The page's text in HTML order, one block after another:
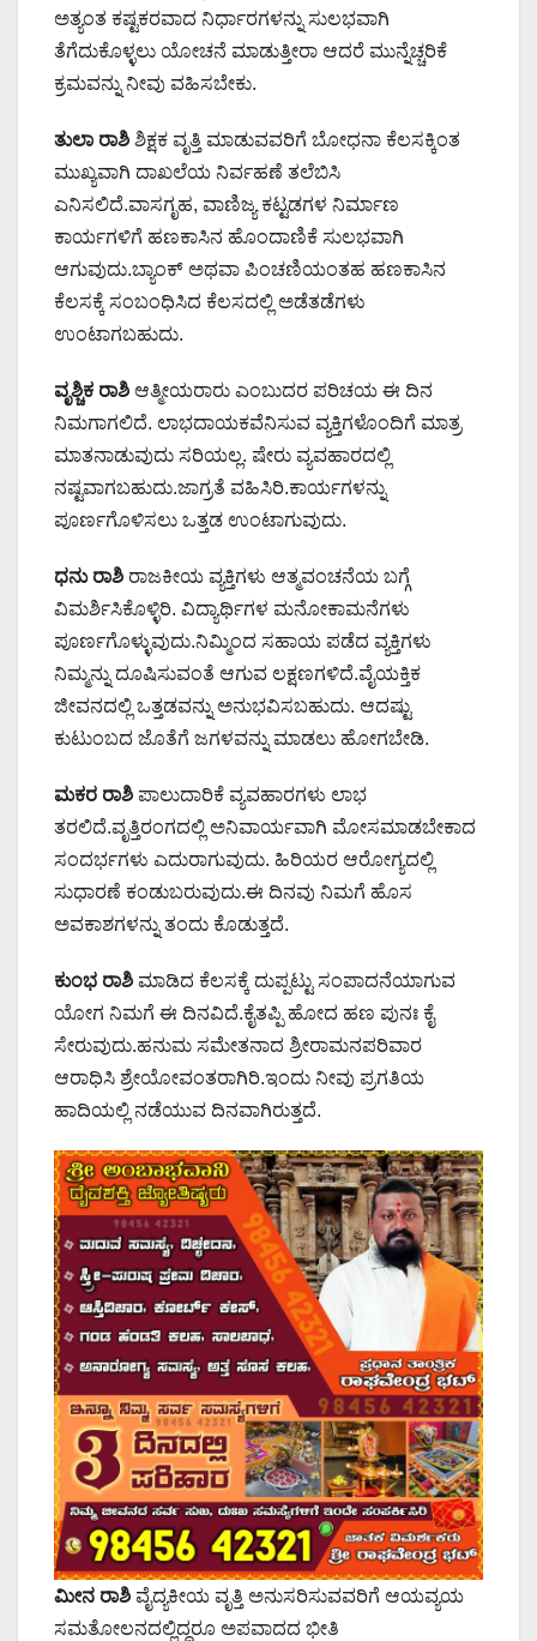
ಅತ್ಯಂತ ಕಷ್ಟಕರವಾದ ನಿರ್ಧಾರಗಳನ್ನು ಸುಲಭವಾಗಿ
ತೆಗೆದುಕೊಳ್ಳಲು ಯೋಚನೆ ಮಾಡುತ್ತೀರಾ ಆದರೆ ಮುನ್ನೆಚ್ಚರಿಕೆ
ಕ್ರಮವನ್ನು ನೀವು ವಹಿಸಬೇಕು.
ತುಲಾ ರಾಶಿ ಶಿಕ್ಷಕ ವೃತ್ತಿ ಮಾಡುವವರಿಗೆ ಬೋಧನಾ ಕೆಲಸಕ್ಕಿಂತ
ಮುಖ್ಯವಾಗಿ ದಾಖಲೆಯ ನಿರ್ವಹಣೆ ತಲೆಬಿಸಿ
ಎನಿಸಲಿದೆ.ವಾಸಗೃಹ, ವಾಣಿಜ್ಯ ಕಟ್ಟಡಗಳ ನಿರ್ಮಾಣ
ಕಾರ್ಯಗಳಿಗೆ ಹಣಕಾಸಿನ ಹೊಂದಾಣಿಕೆ ಸುಲಭವಾಗಿ
ಆಗುವುದು.ಬ್ಯಾಂಕ್ ಅಥವಾ ಪಿಂಚಣಿಯಂತಹ ಹಣಕಾಸಿನ
ಕೆಲಸಕ್ಕೆ ಸಂಬಂಧಿಸಿದ ಕೆಲಸದಲ್ಲಿ ಅಡೆತಡೆಗಳು
ಉಂಟಾಗಬಹುದು.
ವೃಶ್ಚಿಕ ರಾಶಿ ಆತ್ಮೀಯರಾರು ಎಂಬುದರ ಪರಿಚಯ ಈ ದಿನ
ನಿಮಗಾಗಲಿದೆ. ಲಾಭದಾಯಕವೆನಿಸುವ ವ್ಯಕ್ತಿಗಳೊಂದಿಗೆ ಮಾತ್ರ
ಮಾತನಾಡುವುದು ಸರಿಯಲ್ಲ. ಷೇರು ವ್ಯವಹಾರದಲ್ಲಿ
ನಷ್ಟವಾಗಬಹುದು.ಜಾಗ್ರತೆ ವಹಿಸಿರಿ.ಕಾರ್ಯಗಳನ್ನು
ಪೂರ್ಣಗೊಳಿಸಲು ಒತ್ತಡ ಉಂಟಾಗುವುದು.
ಧನು ರಾಶಿ ರಾಜಕೀಯ ವ್ಯಕ್ತಿಗಳು ಆತ್ಮವಂಚನೆಯ ಬಗ್ಗೆ
ವಿಮರ್ಶಿಸಿಕೊಳ್ಳಿರಿ. ವಿದ್ಯಾರ್ಥಿಗಳ ಮನೋಕಾಮನೆಗಳು
ಪೂರ್ಣಗೊಳ್ಳುವುದು.ನಿಮ್ಮಿಂದ ಸಹಾಯ ಪಡೆದ ವ್ಯಕ್ತಿಗಳು
ನಿಮ್ಮನ್ನು ದೂಷಿಸುವಂತೆ ಆಗುವ ಲಕ್ಷಣಗಳಿದೆ.ವೈಯಕ್ತಿಕ
ಜೀವನದಲ್ಲಿ ಒತ್ತಡವನ್ನು ಅನುಭವಿಸಬಹುದು. ಆದಷ್ಟು
ಕುಟುಂಬದ ಜೊತೆಗೆ ಜಗಳವನ್ನು ಮಾಡಲು ಹೋಗಬೇಡಿ.
ಮಕರ ರಾಶಿ ಪಾಲುದಾರಿಕೆ ವ್ಯವಹಾರಗಳು ಲಾಭ
ತರಲಿದೆ.ವೃತ್ತಿರಂಗದಲ್ಲಿ ಅನಿವಾರ್ಯವಾಗಿ ಮೋಸಮಾಡಬೇಕಾದ
ಸಂದರ್ಭಗಳು ಎದುರಾಗುವುದು. ಹಿರಿಯರ ಆರೋಗ್ಯದಲ್ಲಿ
ಸುಧಾರಣೆ ಕಂಡುಬರುವುದು.ಈ ದಿನವು ನಿಮಗೆ ಹೊಸ
ಅವಕಾಶಗಳನ್ನು ತಂದು ಕೊಡುತ್ತದೆ.
ಕುಂಭ ರಾಶಿ ಮಾಡಿದ ಕೆಲಸಕ್ಕೆ ದುಪ್ಪಟ್ಟು ಸಂಪಾದನೆಯಾಗುವ
ಯೋಗ ನಿಮಗೆ ಈ ದಿನವಿದೆ.ಕೈತಪ್ಪಿ ಹೋದ ಹಣ ಪುನಃ ಕೈ
ಸೇರುವುದು.ಹನುಮ ಸಮೇತನಾದ ಶ್ರೀರಾಮನಪರಿವಾರ
ಆರಾಧಿಸಿ ಶ್ರೇಯೋವಂತರಾಗಿರಿ.ಇಂದು ನೀವು ಪ್ರಗತಿಯ
ಹಾದಿಯಲ್ಲಿ ನಡೆಯುವ ದಿನವಾಗಿರುತ್ತದೆ.
‌ಮೀನ ರಾಶಿ ವೈದ್ಯಕೀಯ ವೃತ್ತಿ ಅನುಸರಿಸುವವರಿಗೆ ಆಯವ್ಯಯ
ಸಮತೋಲನದಲ್ಲಿದ್ದರೂ ಅಪವಾದದ ಭೀತಿ